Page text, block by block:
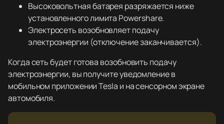
Высоковольтная батарея разряжается ниже
установленного лимита Powershare.
Электросеть возобновляет подачу
электроэнергии (отключение заканчивается).
Когда сеть будет готова возобновить подачу
электроэнергии, вы получите уведомление в
мобильном приложении Tesla и на сенсорном экране
автомобиля.